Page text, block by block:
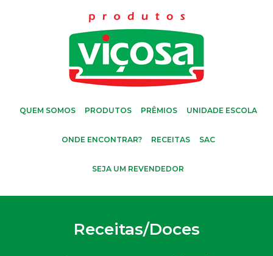
QUEM SOMOS PRODUTOS PRÊMIOS UNIDADE ESCOLA
ONDE ENCONTRAR? RECEITAS SAC
SEJA UM REVENDEDOR
Receitas/Doces